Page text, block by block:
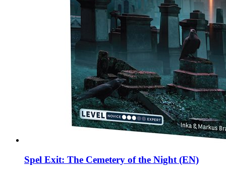
Spel Exit: The Cemetery of the Night (EN)